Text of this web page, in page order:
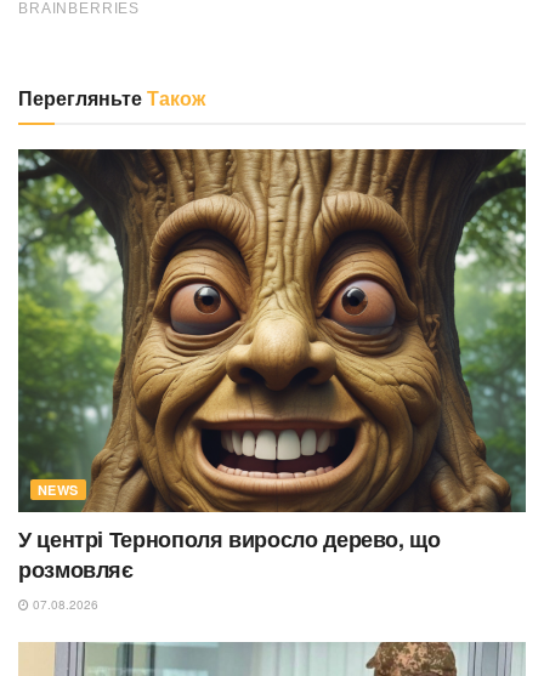
ПерегляньтеТакож
NEWS
У центрі Тернополя виросло дерево, що
розмовляє
07.08.2026